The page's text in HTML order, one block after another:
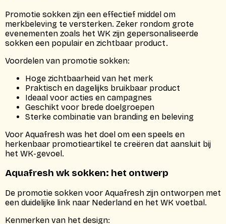
Promotie sokken zijn een effectief middel om
merkbeleving te versterken. Zeker rondom grote
evenementen zoals het WK zijn gepersonaliseerde
sokken een populair en zichtbaar product.
Voordelen van promotie sokken:
Hoge zichtbaarheid van het merk
Praktisch en dagelijks bruikbaar product
Ideaal voor acties en campagnes
Geschikt voor brede doelgroepen
Sterke combinatie van branding en beleving
Voor Aquafresh was het doel om een speels en
herkenbaar promotieartikel te creëren dat aansluit bij
het WK-gevoel.
Aquafresh wk sokken: het ontwerp
De promotie sokken voor Aquafresh zijn ontworpen met
een duidelijke link naar Nederland en het WK voetbal.
Kenmerken van het design: